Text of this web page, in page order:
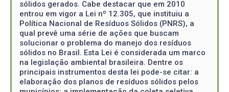
sólidos gerados. Cabe destacar que em 2010
entrou em vigor a Lei nº 12.305, que instituiu a
Política Nacional de Resíduos Sólidos (PNRS), a
qual prevê uma série de ações que buscam
solucionar o problema do manejo dos resíduos
sólidos no Brasil. Esta Lei é considerada um marco
na legislação ambiental brasileira. Dentre os
principais instrumentos desta lei pode-se citar: a
elaboração dos planos de resíduos sólidos pelos